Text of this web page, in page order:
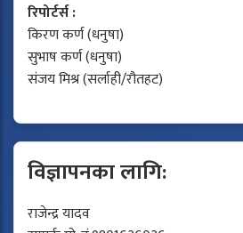
रिपोर्टर्स :
किरण कर्ण (धनुषा)
सुभाष कर्ण (धनुषा)
संजय मिश्र (सर्लाही/रौतहट)
विज्ञापनका लागि:
राजेन्द्र यादव